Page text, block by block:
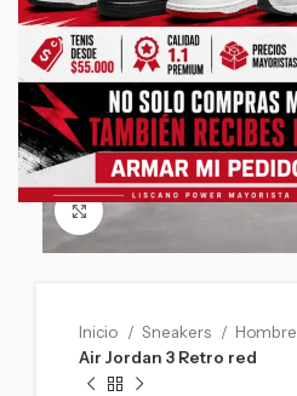
Inicio Sneakers
Hombre
Air Jordan 3 Retro red